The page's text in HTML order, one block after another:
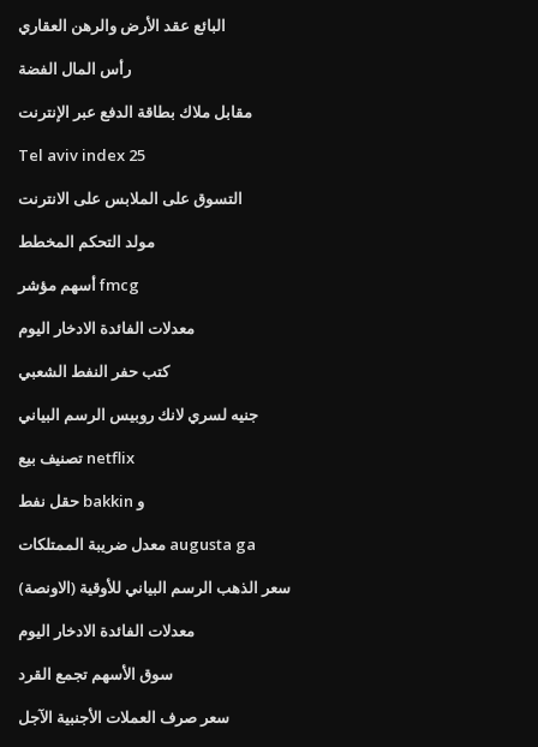
البائع عقد الأرض والرهن العقاري
رأس المال الفضة
مقابل ملاك بطاقة الدفع عبر الإنترنت
Tel aviv index 25
التسوق على الملابس على الانترنت
مولد التحكم المخطط
أسهم مؤشر fmcg
معدلات الفائدة الادخار اليوم
كتب حفر النفط الشعبي
جنيه لسري لانك روبيس الرسم البياني
تصنيف بيع netflix
حقل نفط bakkin و
معدل ضريبة الممتلكات augusta ga
سعر الذهب الرسم البياني للأوقية (الاونصة)
معدلات الفائدة الادخار اليوم
سوق الأسهم تجمع القرد
سعر صرف العملات الأجنبية الآجل